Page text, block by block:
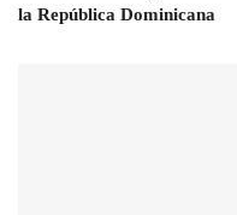
la República Dominicana